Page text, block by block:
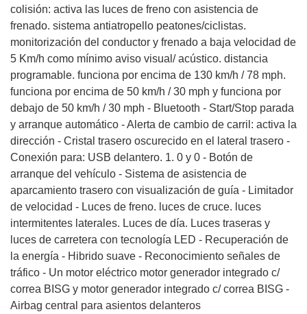
colisión: activa las luces de freno con asistencia de
frenado. sistema antiatropello peatones/ciclistas.
monitorización del conductor y frenado a baja velocidad de
5 Km/h como mínimo aviso visual/ acústico. distancia
programable. funciona por encima de 130 km/h / 78 mph.
funciona por encima de 50 km/h / 30 mph y funciona por
debajo de 50 km/h / 30 mph - Bluetooth - Start/Stop parada
y arranque automático - Alerta de cambio de carril: activa la
dirección - Cristal trasero oscurecido en el lateral trasero -
Conexión para: USB delantero. 1. 0 y 0 - Botón de
arranque del vehículo - Sistema de asistencia de
aparcamiento trasero con visualización de guía - Limitador
de velocidad - Luces de freno. luces de cruce. luces
intermitentes laterales. Luces de día. Luces traseras y
luces de carretera con tecnología LED - Recuperación de
la energía - Hibrido suave - Reconocimiento señales de
tráfico - Un motor eléctrico motor generador integrado c/
correa BISG y motor generador integrado c/ correa BISG -
Airbag central para asientos delanteros